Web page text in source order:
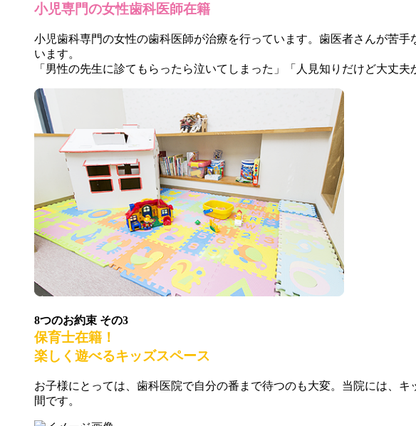
小児専門の女性歯科医師在籍
小児歯科専門の女性の歯科医師が治療を行っています。歯医者さんが苦
います。
「男性の先生に診てもらったら泣いてしまった」「人見知りだけど大丈
8つのお約束 その3
保育士在籍 ！
楽しく遊べるキッズスペース
お子様にとっては、歯科医院で自分の番まで待つのも大変。当院には、
間です。